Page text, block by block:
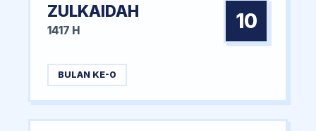
ZULKAIDAH
1417 H 10
BULAN KE-0